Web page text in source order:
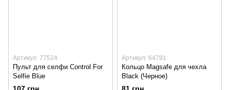
Артикул: 77524
Пульт для селфи Control For
Selfie Blue
Артикул: 64791
Кольцо Magsafe для чехла
Black (Черное)